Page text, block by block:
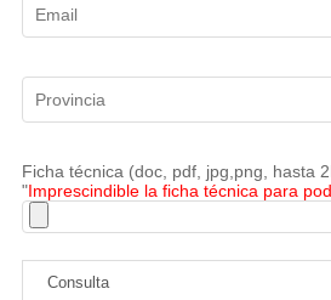
Ficha técnica (doc, pdf, jpg,png, hasta
"Imprescindible la ficha técnica para